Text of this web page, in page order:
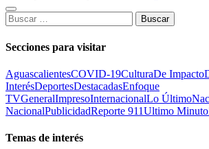
Buscar:
Secciones para visitar
AguascalientesCOVID-19CulturaDe Impacto
InterésDeportesDestacadasEnfoque
TVGeneralImpresoInternacionalLo Último
NacionalPublicidadReporte 911Ultimo Minuto
Temas de interés